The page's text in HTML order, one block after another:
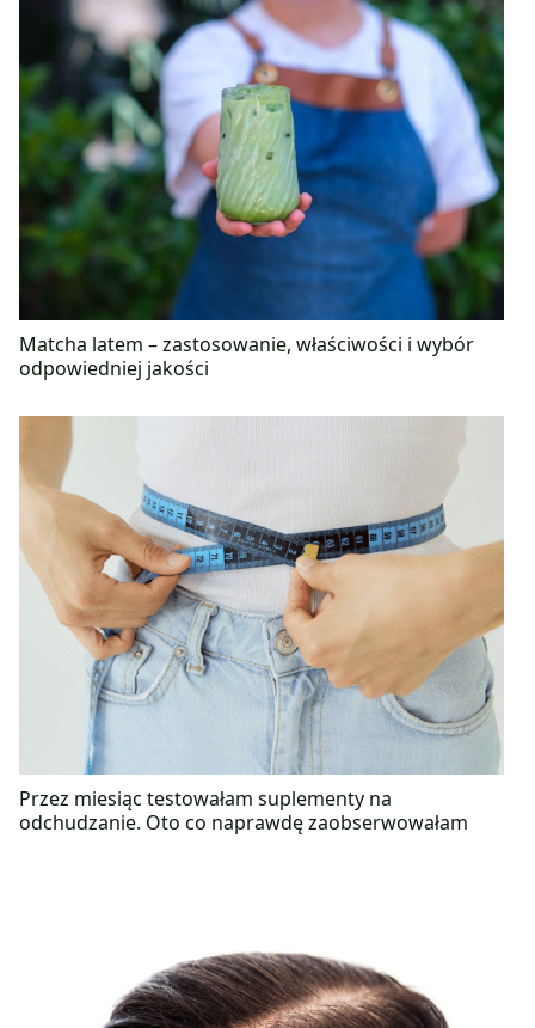
Matcha latem – zastosowanie, właściwości i wybór
odpowiedniej jakości
Przez miesiąc testowałam suplementy na
odchudzanie. Oto co naprawdę zaobserwowałam